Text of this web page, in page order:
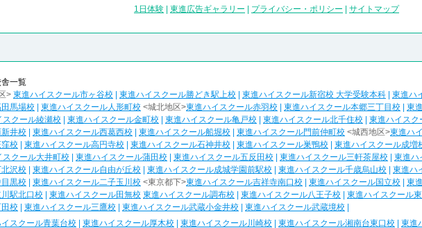
1日体験
東進広告ギャラリー プライバシー・ポリシー サイトマップ
一覧
> 東進ハイスクール市ヶ谷校 東進ハイスクール勝どき駅上校 東進ハイスクール新宿校 大学受験本科 東進ハ
馬場校
東進ハイスクール人形町校 <城北地区>東進ハイスクール赤羽校 東進ハイスクール本郷三丁目校
東
スクール綾瀬校 東進ハイスクール金町校 東進ハイスクール亀戸校 東進ハイスクール北千住校 東進ハイスク
井校
東進ハイスクール西葛西校 東進ハイスクール船堀校 東進ハイスクール門前仲町校 <城西地区>東進ハ
校
東進ハイスクール高円寺校 東進ハイスクール石神井校 東進ハイスクール巣鴨校 東進ハイスクール成増
スクール大井町校 東進ハイスクール蒲田校 東進ハイスクール五反田校 東進ハイスクール三軒茶屋校 東進ハ
沢校
東進ハイスクール自由が丘校 東進ハイスクール成城学園前駅校 東進ハイスクール千歳烏山校
東進ハ
黒校
東進ハイスクール二子玉川校 <東京都下>東進ハイスクール吉祥寺南口校 東進ハイスクール国立校 東
駅北口校
東進ハイスクール田無校 東進ハイスクール調布校 東進ハイスクール八王子校 東進ハイスクール
校
東進ハイスクール三鷹校 東進ハイスクール武蔵小金井校 東進ハイスクール武蔵境校
スクール青葉台校 東進ハイスクール厚木校 東進ハイスクール川崎校 東進ハイスクール湘南台東口校 東進